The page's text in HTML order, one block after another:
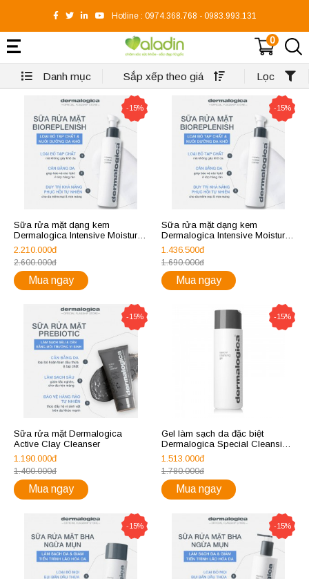
Hotline : 0974.368.768 - 0983.993.131
0
Danh mục Sắp xếp theo giá Lọc
-15%
Sữa rửa mặt dạng kem
Dermalogica Intensive Moisture
Cleanser (new) 295ml
2.210.000đ
2.600.000đ
Mua ngay
-15%
Sữa rửa mặt dạng kem
Dermalogica Intensive Moisture
Cleanser (new) 150ml
1.436.500đ
1.690.000đ
Mua ngay
-15%
Sữa rửa mặt Dermalogica
Active Clay Cleanser
1.190.000đ
1.400.000đ
Mua ngay
-15%
Gel làm sạch da đặc biệt
Dermalogica Special Cleansing
Gel 250ml
1.513.000đ
1.780.000đ
Mua ngay
-15% -15%